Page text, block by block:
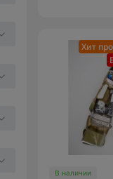
Хит
В наличии